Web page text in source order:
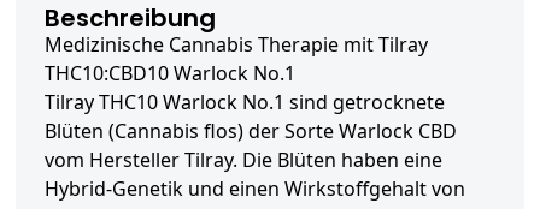
Beschreibung
Medizinische Cannabis Therapie mit Tilray
THC10:CBD10 Warlock No.1
Tilray THC10 Warlock No.1 sind getrocknete
Blüten (Cannabis flos) der Sorte Warlock CBD
vom Hersteller Tilray. Die Blüten haben eine
Hybrid-Genetik und einen Wirkstoffgehalt von